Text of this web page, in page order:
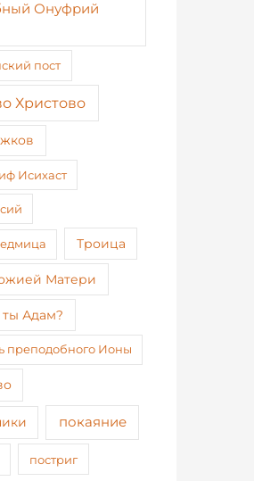
Онуфрий
пост
Христово
Исихаст
Троица
Матери
Адам?
преподобного Ионы
покаяние
постриг